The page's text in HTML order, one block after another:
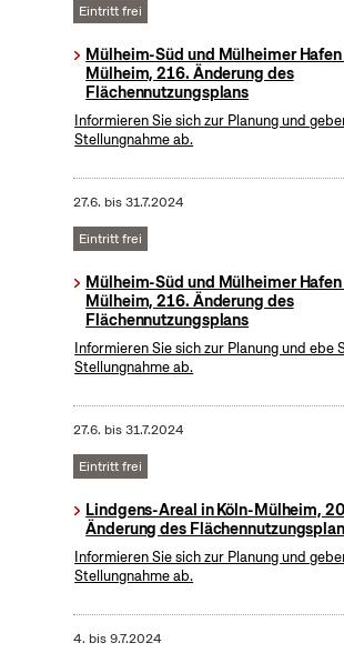
Eintritt frei
Mülheim-Süd und Mülheimer Hafen
Mülheim, 216. Änderung des
Flächennutzungsplans
Informieren Sie sich zur Planung und
Stellungnahme ab.
27.6. bis31.7.2024
Eintritt frei
Mülheim-Süd und Mülheimer Hafen
Mülheim, 216. Änderung des
Flächennutzungsplans
Informieren Sie sich zur Planung und ebe
Stellungnahme ab.
27.6. bis31.7.2024
Eintritt frei
Lindgens-Areal in Köln-Mülheim,
Änderung des
Informieren Sie sich zur Planung und
Stellungnahme ab.
4. bis9.7.2024